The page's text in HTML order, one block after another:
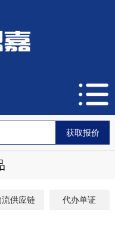
流供应链 代办单证